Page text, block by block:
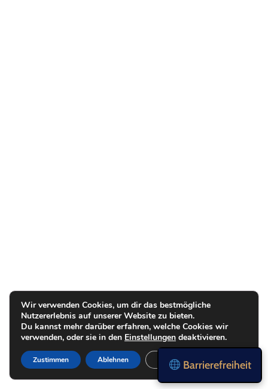
Barrierefreiheit
Wir verwenden Cookies, um dir das bestmögliche
Nutzererlebnis auf unserer Website zu bieten.
Du kannst mehr darüber erfahren, welche Cookies wir
verwenden, oder sie in den Einstellungen deaktivieren.
Zustimmen Ablehnen Einstellungen